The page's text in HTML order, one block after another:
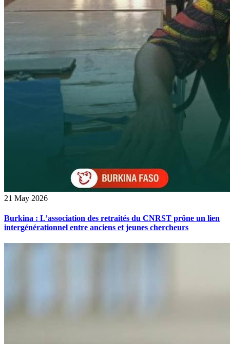
21 May 2026
Burkina : L’association des retraités du CNRST prône un lien
intergénérationnel entre anciens et jeunes chercheurs